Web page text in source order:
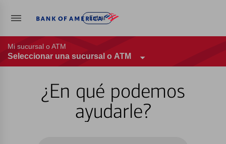
Entrar
Mi sucursal o ATM
Seleccionar una sucursal o ATM
¿En qué podemos
ayudarle?